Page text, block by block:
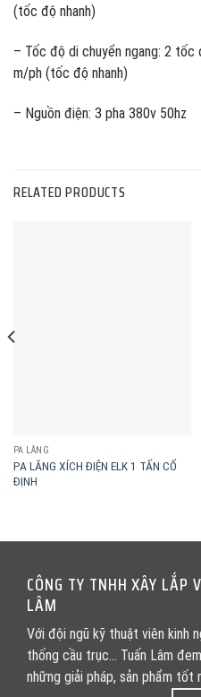
(tốc độ nhanh)
– Tốc độ di chuyển ngang: 2
m/ph (tốc độ nhanh)
– Nguồn điện: 3 pha 380v 50hz
RELATED PRODUCTS
PA LĂNG
PA LĂNG XÍCH ĐIỆN ELK 1 TẤN CỐ
ĐỊNH
CÔNG TY TNHH XÂY LẮP
LÂM
Với đội ngũ kỹ thuật viên kinh
thống cầu trục... Tuấn Lâm
những giải pháp, sản phẩm tốt